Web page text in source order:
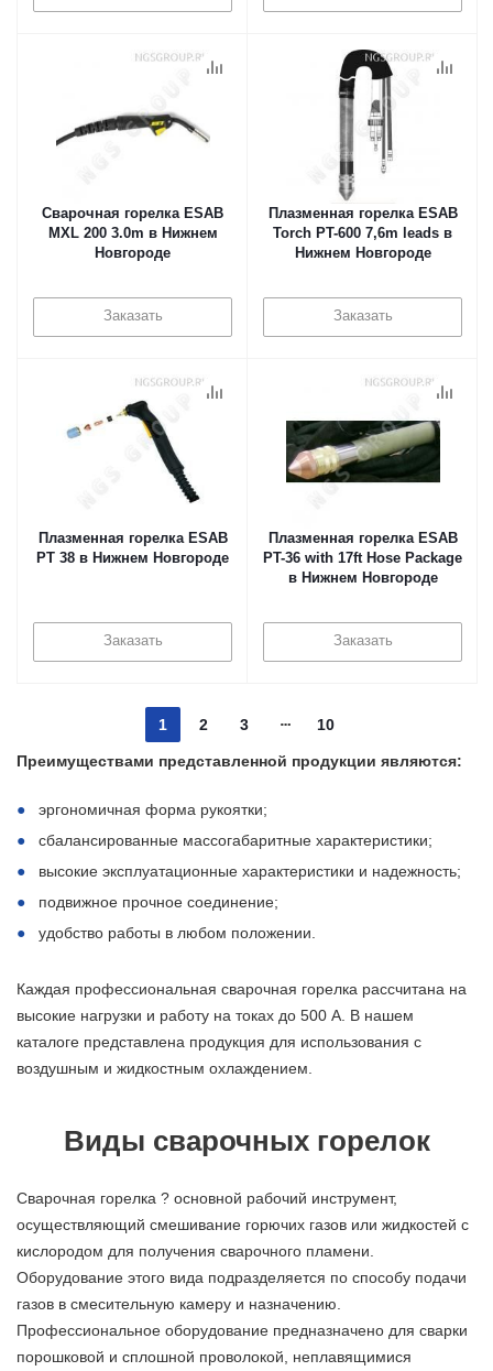
Сварочная горелка ESAB
MXL 200 3.0m в Нижнем
Новгороде
Заказать
Плазменная горелка ESAB
Torch PT-600 7,6m leads в
Нижнем Новгороде
Заказать
Плазменная горелка ESAB
PT 38 в Нижнем Новгороде
Заказать
Плазменная горелка ESAB
PT-36 with 17ft Hose Package
в Нижнем Новгороде
Заказать
1 2 3 10
Преимуществами представленной продукции являются:
эргономичная форма рукоятки;
сбалансированные массогабаритные характеристики;
высокие эксплуатационные характеристики и надежность;
подвижное прочное соединение;
удобство работы в любом положении.
Каждая профессиональная сварочная горелка рассчитана на
высокие нагрузки и работу на токах до 500 А. В нашем
каталоге представлена продукция для использования с
воздушным и жидкостным охлаждением.
Виды сварочных горелок
Сварочная горелка ? основной рабочий инструмент,
осуществляющий смешивание горючих газов или жидкостей с
кислородом для получения сварочного пламени.
Оборудование этого вида подразделяется по способу подачи
газов в смесительную камеру и назначению.
Профессиональное оборудование предназначено для сварки
порошковой и сплошной проволокой, неплавящимися